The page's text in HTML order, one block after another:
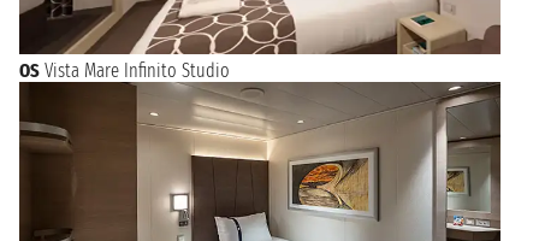
OS Vista Mare Infinito Studio